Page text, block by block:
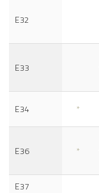
E32
E33
E34 *
E36 *
E37